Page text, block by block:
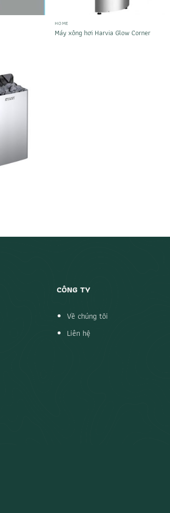
HOME
Máy xông hơi Harvia Glow Corner
CÔNG TY
Về chúng tôi
Liên hệ